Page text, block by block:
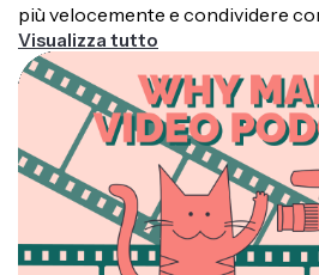
più velocemente e condividere
Visualizza tutto